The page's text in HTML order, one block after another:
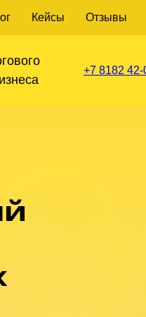
Кейсы Отзывы
+7 8182 42-